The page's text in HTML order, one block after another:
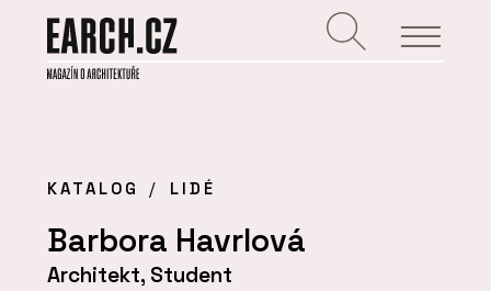
KATALOG LIDÉ
Barbora Havrlová
Architekt, Student